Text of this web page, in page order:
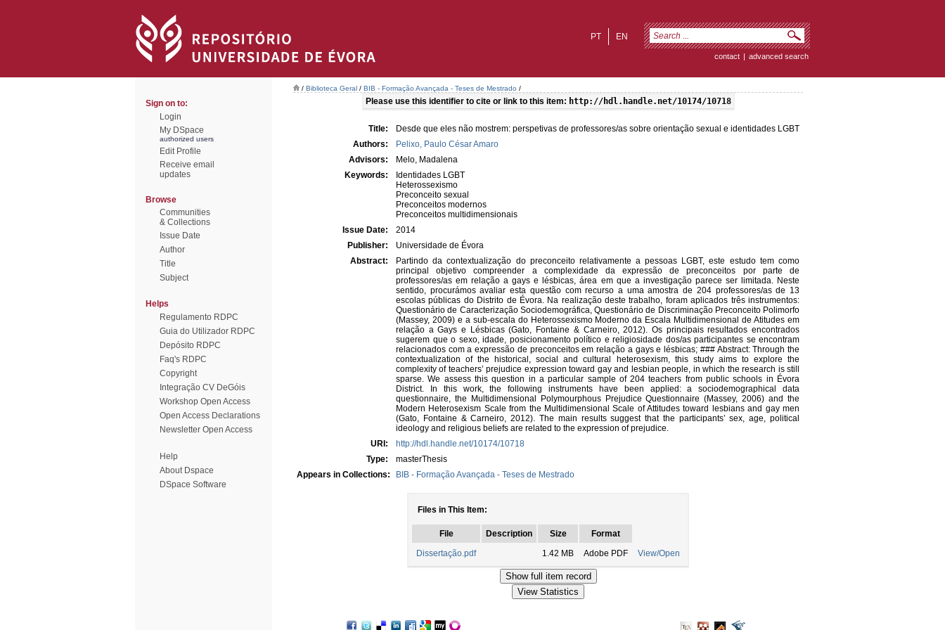
EN
PT
contact | advanced search
Sign on to:
Login
My DSpace
authorized users
Edit Profile
Receive email
updates
Browse
Communities
& Collections
Issue Date
Author
Title
Subject
Helps
Regulamento RDPC
Guia do Utilizador RDPC
Depósito RDPC
Faq's RDPC
Copyright
Integração CV DeGóis
Workshop Open Access
Open Access Declarations
Newsletter Open Access
Help
About Dspace
DSpace Software
/ Biblioteca Geral / BIB - Formação Avançada - Teses de Mestrado /
Please use this identifier to cite or link to this item: http://hdl.handle.net/10174/10718
Title:
Desde que eles não mostrem: perspetivas de professores/as sobre orientação sexual e identidades LGBT
Authors:
Pelixo, Paulo César Amaro
Advisors:
Melo, Madalena
Keywords:
Identidades LGBT
Heterossexismo
Preconceito sexual
Preconceitos modernos
Preconceitos multidimensionais
Issue Date:
2014
Publisher:
Universidade de Évora
Abstract:
Partindo da contextualização do preconceito relativamente a pessoas LGBT, este estudo tem como
principal objetivo compreender a complexidade da expressão de preconceitos por parte de
professores/as em relação a gays e lésbicas, área em que a investigação parece ser limitada. Neste
sentido, procurámos avaliar esta questão com recurso a uma amostra de 204 professores/as de 13
escolas públicas do Distrito de Évora. Na realização deste trabalho, foram aplicados três instrumentos:
Questionário de Caracterização Sociodemográfica, Questionário de Discriminação Preconceito Polimorfo
(Massey, 2009) e a sub-escala do Heterossexismo Moderno da Escala Multidimensional de Atitudes em
relação a Gays e Lésbicas (Gato, Fontaine & Carneiro, 2012). Os principais resultados encontrados
sugerem que o sexo, idade, posicionamento político e religiosidade dos/as participantes se encontram
relacionados com a expressão de preconceitos em relação a gays e lésbicas; ### Abstract: Through the
contextualization of the historical, social and cultural heterosexism, this study aims to explore the
complexity of teachers’ prejudice expression toward gay and lesbian people, in which the research is still
sparse. We assess this question in a particular sample of 204 teachers from public schools in Évora
District. In this work, the following instruments have been applied: a sociodemographical data
questionnaire, the Multidimensional Polymourphous Prejudice Questionnaire (Massey, 2006) and the
Modern Heterosexism Scale from the Multidimensional Scale of Attitudes toward lesbians and gay men
(Gato, Fontaine & Carneiro, 2012). The main results suggest that the participants’ sex, age, political
ideology and religious beliefs are related to the expression of prejudice.
URI:
http://hdl.handle.net/10174/10718
Type:
masterThesis
Appears in Collections:
BIB - Formação Avançada - Teses de Mestrado
Files in This Item:
File Description Size
Format
Dissertação.pdf
1.42 MB Adobe PDF View/Open